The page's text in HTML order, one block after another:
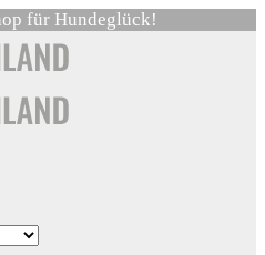
für Hundeglück!